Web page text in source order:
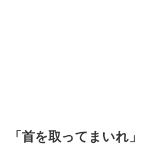
「首を取ってまいれ」